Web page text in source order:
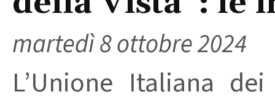
martedì 8 ottobre 2024
L’Unione Italiana